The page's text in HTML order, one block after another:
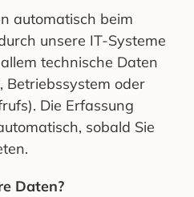
automatisch beim
unsere IT-Systeme
technische Daten
Betriebssystem oder
Die Erfassung
sobald Sie
Daten?